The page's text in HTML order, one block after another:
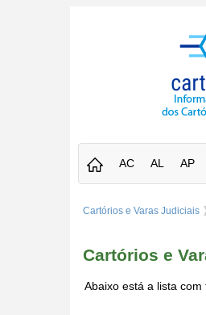
AC AL AP
Cartórios e Varas Judiciais
Cartórios e
Abaixo está a lista com